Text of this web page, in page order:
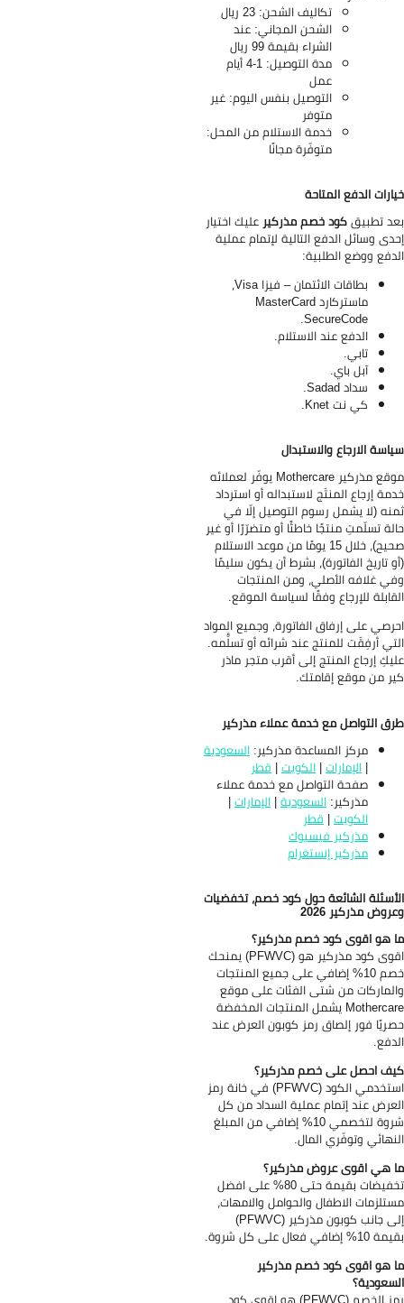
تكاليف الشحن: 23 ريال
الشحن المجاني: عند
الشراء بقيمة 99 ريال
مدة التوصيل: 1-4 أيام
عمل
التوصيل بنفس اليوم: غير
متوفر
خدمة الاستلام من المحل:
متوفّرة مجانًا
الدفع المتاحة
تطبيقكود خصم مذركيرعليك اختيار
وسائل الدفع التالية لإتمام عملية
ووضع الطلبية:
بطاقات الائتمان – فيزا Visa،
ماستركارد MasterCard
SecureCode.
الدفع عند الاستلام.
تابي.
آبل باي.
سداد Sadad.
كي نت Knet.
الارجاع والاستبدال
موقع مذركير Mothercare يوفّر لعملائه
إرجاع المنتَج لاستبداله أو استرداد
(لا يشمل رسوم التوصيل إلّا في
تسلّمتِ منتجًا خاطئًا أو متضرّرًا أو غير
صحيح)، خلال 15 يومًا من موعد الاستلام
تاريخ الفاتورة)، بشرط أن يكون سليمًا
غلافه الأصلي، ومن المنتجات
للإرجاع وفقًا لسياسة الموقع.
على إرفاق الفاتورة، وجميع المواد
أرفِقَت للمنتج عند شرائه أو تسلُّمه.
إرجاع المنتج إلى أقرب متجر ماذر
من موقع إقامتك.
التواصل مع خدمة عملاء مذركير
مركز المساعدة مذركير:السعودية
الإمارات|الكويت|قطر
صفحة التواصل مع خدمة عملاء
مذركير:السعودية|الإمارات|
الكويت|قطر
مذركير فيسبوك
مذركير إنستغرام
الشائعة حول كود خصم، تخفضيات
مذركير 2026
هو اقوى كود خصم مذركير؟
اقوى كود مذركير هو (PFWVC) يمنحك
خصم 10% إضافي على جميع المنتجات
من شتى الفئات على موقع
Mothercare يشمل المنتجات المخفضة
فور إلصاق رمز كوبون العرض عند
احصل على خصم مذركير؟
استخدمي الكود (PFWVC) في خانة رمز
عند إتمام عملية السداد من كل
شروة لتخصمي 10% إضافي من المبلغ
وتوفّري المال.
هي اقوى عروض مذركير؟
تخفيضات بقيمة حتى 80% على افضل
الاطفال والحوامل والامهات،
إلى جانب كوبون مذركير (PFWVC)
إضافي فعال على كل شروة.
هو اقوى كود خصم مذركير